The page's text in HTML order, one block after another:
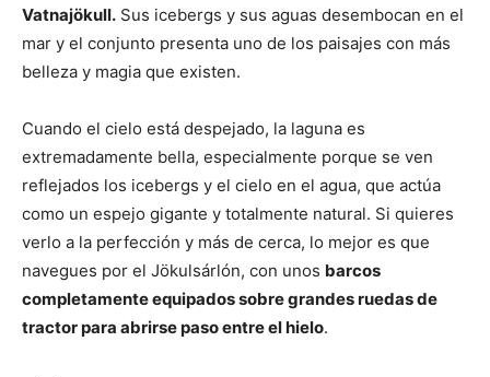
Vatnajökull. Sus icebergs y sus aguas desembocan en el
mar y el conjunto presenta uno de los paisajes con más
belleza y magia que existen.
Cuando el cielo está despejado, la laguna es
extremadamente bella, especialmente porque se ven
reflejados los icebergs y el cielo en el agua, que actúa
como un espejo gigante y totalmente natural. Si quieres
verlo a la perfección y más de cerca, lo mejor es que
navegues por el Jökulsárlón, con unos barcos
completamente equipados sobre grandes ruedas de
tractor para abrirse paso entre el hielo.